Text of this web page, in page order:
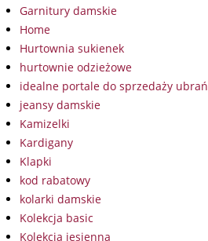
Garnitury damskie
Home
Hurtownia sukienek
hurtownie odzieżowe
idealne portale do sprzedaży ubrań
jeansy damskie
Kamizelki
Kardigany
Klapki
kod rabatowy
kolarki damskie
Kolekcja basic
Kolekcja jesienna